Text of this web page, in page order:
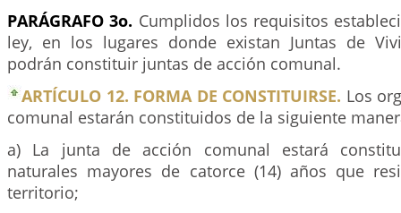
PARÁGRAFO 3o. Cumplidos los requisitos
ley, en los lugares donde existan Juntas de
podrán constituir juntas de acción comunal.
ARTÍCULO 12. FORMA DE CONSTITUIRSE. Los
comunal estarán constituidos de la siguiente
a) La junta de acción comunal estará
naturales mayores de catorce (14) años que
territorio;